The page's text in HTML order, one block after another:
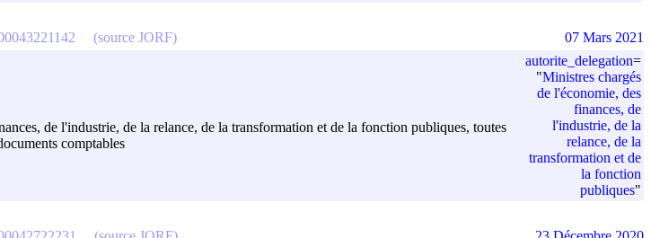
de l'industrie, de la relance, de la transformation et de la fonction publiques, toutes
comptables
autorite_delegation=
"Ministres chargés
de l'économie, des
finances, de
l'industrie, de la
relance, de la
transformation et de
la fonction
publiques"
(source JORF) 07 Mars 2021